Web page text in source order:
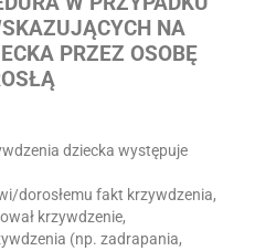
NA
PRZEZ OSOBĘ
dziecka występuje
dorosłemu fakt krzywdzenia,
krzywdzenie,
(np. zadrapania,